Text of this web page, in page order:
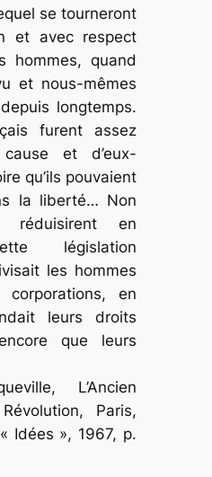
se tourneront
et avec respect
hommes, quand
et nous-mêmes
longtemps.
furent assez
et d’eux-
qu’ils pouvaient
la liberté… Non
réduisirent en
législation
les hommes
en
leurs droits
que leurs
L’Ancien
Paris,
Idées », 1967, p.